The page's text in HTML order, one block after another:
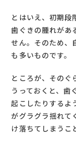
とはいえ、初期段
歯ぐきの腫れがあ
せん。そのため、
も多いものです。
ところが、そのぐ
うっておくと、歯
起こしたりするよ
がグラグラ揺れて
け落ちてしまうこ